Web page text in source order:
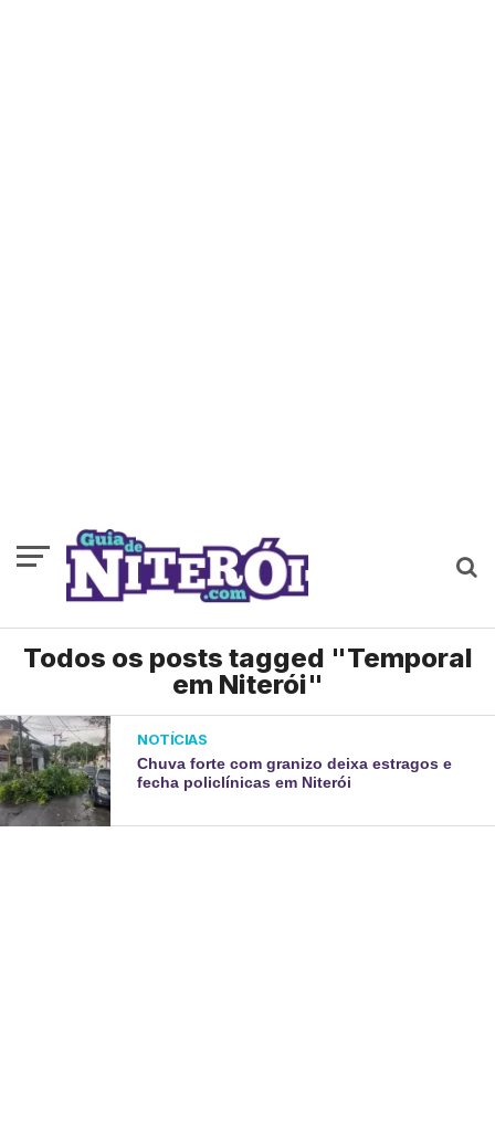
Todos os posts tagged "Temporal
em Niterói"
NOTÍCIAS
Chuva forte com granizo deixa estragos e
fecha policlínicas em Niterói